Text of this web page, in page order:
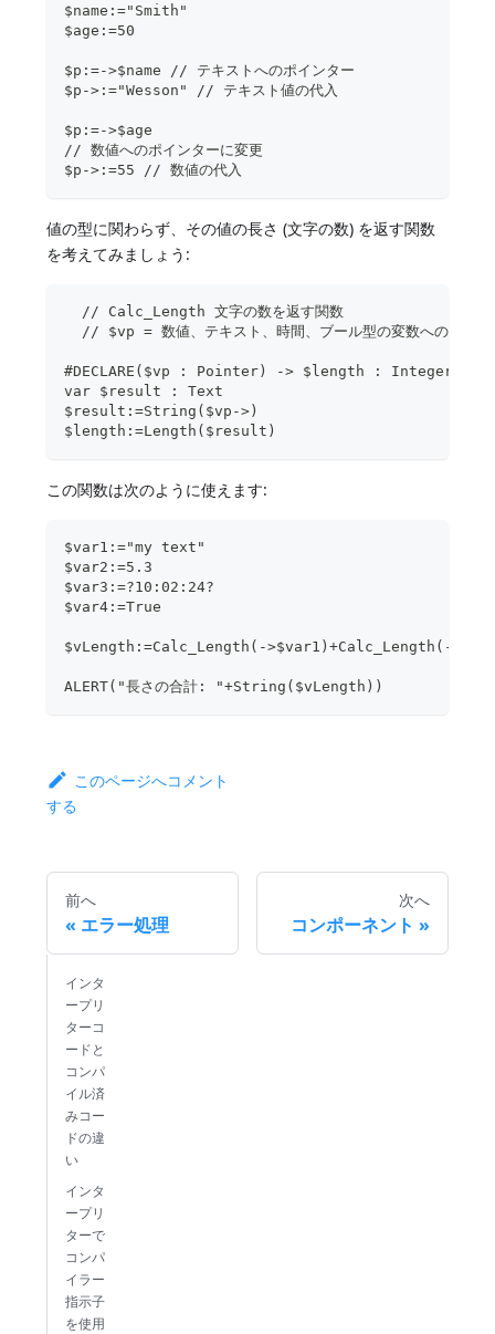
$name:="Smith"
$age:=50
$p:=->$name // テキストへのポインター
$p->:="Wesson" // テキスト値の代入
$p:=->$age
// 数値へのポインターに変更
$p->:=55 // 数値の代入
値の型に関わらず、その値の長さ (文字の数) を返す関数
を考えてみましょう:
  // Calc_Length 文字の数を返す関数
// $vp = 数値、テキスト、時間、ブール型の変数へのポイン
#DECLARE($vp : Pointer) -> $length : Integer
var $result : Text
$result:=String($vp->)
$length:=Length($result)
この関数は次のように使えます:
$var1:="my text"
$var2:=5.3
$var3:=?10:02:24?
$var4:=True
$vLength:=Calc_Length(->$var1)+Calc_Length(-
ALERT("長さの合計: "+String($vLength))
このページへコメント
する
前へ
エラー処理
次へ
コンポーネント
インタ
ープリ
ターコ
ードと
コンパ
イル済
みコー
ドの違
い
インタ
ープリ
ターで
コンパ
イラー
指示子
を使用